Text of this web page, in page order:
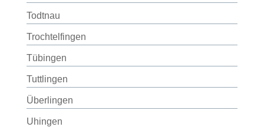
Todtnau
Trochtelfingen
Tübingen
Tuttlingen
Überlingen
Uhingen